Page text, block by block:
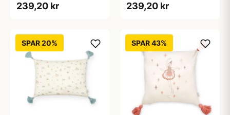
239,20 kr 239,20 kr
SPAR 20% SPAR 43%